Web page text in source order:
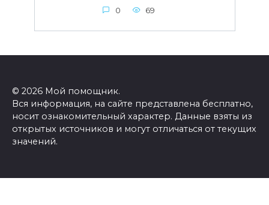
0 69
© 2026 Мой помощник.
Вся информация, на сайте представлена бесплатно,
носит ознакомительный характер. Данные взяты из
открытых источников и могут отличаться от текущих
значений.